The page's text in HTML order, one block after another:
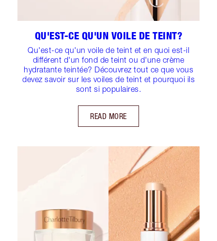
QU'EST-CE QU'UN VOILE DE TEINT?
Qu'est-ce qu'un voile de teint et en quoi est-il
différent d'un fond de teint ou d'une crème
hydratante teintée? Découvrez tout ce que vous
devez savoir sur les voiles de teint et pourquoi ils
sont si populaires.
READ MORE